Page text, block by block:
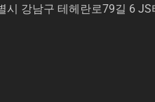
강남구 테헤란로79길 6